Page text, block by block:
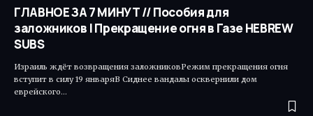
ГЛАВНОЕ ЗА 7 МИНУТ // Пособия для
заложников | Прекращение огня в Газе HEBREW
SUBS
Израиль ждёт возвращения заложниковРежим прекращения огня
вступит в силу 19 январяВ Сиднее вандалы осквернили дом
еврейского…